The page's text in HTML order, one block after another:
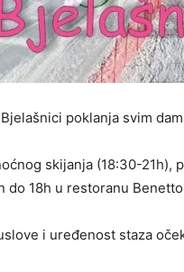
poklanja svim
skijanja (18:30-21h),
do 18h u restoranu
i uređenost staza